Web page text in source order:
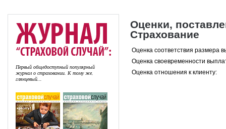
Первый общедоступный популярный
журнал о страховании. К тому же,
глянцевый...
Оценки,
Страхование
Оценка соответствия размера
Оценка своевременности
Оценка отношения к клиенту: